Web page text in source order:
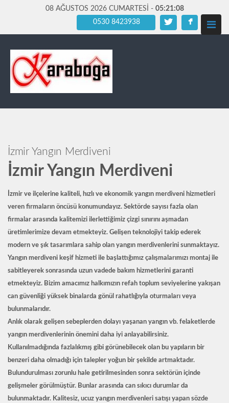
08 AĞUSTOS 2026 CUMARTESİ - 05:21:10
0530 8423938
İzmir Yangın Merdiveni
İzmir Yangın Merdiveni
İzmir ve ilçelerine kaliteli, hızlı ve ekonomik yangın merdiveni hizmetleri
veren firmaların öncüsü konumundayız. Sektörde sayısı fazla olan
firmalar arasında kalitemizi ilerlettiğimiz çizgi sınırını aşmadan
üretimlerimize devam etmekteyiz. Gelişen teknolojiyi takip ederek
modern ve şık tasarımlara sahip olan yangın merdivenlerini sunmaktayız.
Yangın merdiveni keşif hizmeti ile başlattığımız çalışmalarımızı montaj ile
sabitleyerek sonrasında uzun vadede bakım hizmetlerini garanti
etmekteyiz. Bizim amacımız halkımızın refah toplum seviyelerine yakışan
can güvenliği yüksek binalarda gönül rahatlığıyla oturmaları veya
bulunmalarıdır.
Anlık olarak gelişen sebeplerden dolayı yaşanan yangın vb. felaketlerde
yangın merdivenlerinin önemini daha iyi anlayabilirsiniz.
Kullanılmadığında fazlalıkmış gibi görünebilecek olan bu yapıların bir
benzeri daha olmadığı için talepler yoğun bir şekilde artmaktadır.
Bulundurulması zorunlu hale getirilmesinden sonra sektörün içinde
gelişmeler görülmüştür. Bunlar arasında can sıkıcı durumlar da
bulunmaktadır. Kalitesiz, ucuz yangın merdivenleri satışı yapan sözde